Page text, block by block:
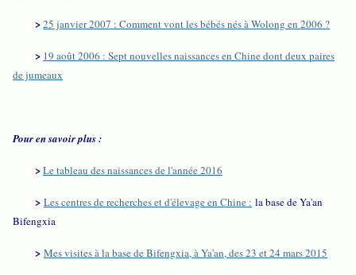
>25 janvier 2007 : Comment vont les bébés nés à Wolong en 2006 ?
> 19 août 2006 : Sept nouvelles naissances en Chine dont deux paires
de jumeaux
Pour en savoir plus :
>Le tableau des naissances de l'année 2016
> Les centres de recherches et d'élevage en Chine : la base de Ya'an
Bifengxia
> Mes visites à la base de Bifengxia, à Ya'an, des 23 et 24 mars 2015